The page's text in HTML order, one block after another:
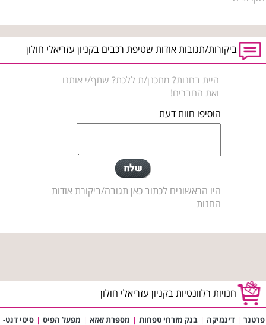
ביקורות/תגובות אודות שטיפת רכבים בקניון עזריאלי חולון
היית בחנות? מתכנן/ת ללכת? שתף/י אותנו
ואת החברים!
הוסיפו חוות דעת
היו הראשונים לכתוב כאן תגובה/ביקורת אודות
החנות
חנויות רלוונטיות בקניון עזריאלי חולון
פרטנר | דינמיקה | בנק מזרחי טפחות | מספרת זאזא | מפעל הפיס | סיטי דנט-